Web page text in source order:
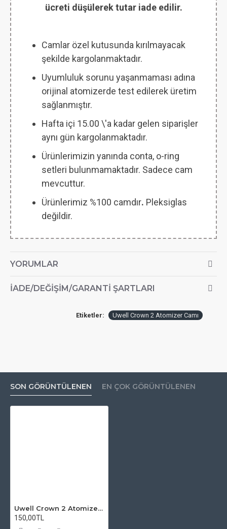
ücreti düşülerek tutar iade edilir.
Camlar özel kutusunda kırılmayacak
şekilde kargolanmaktadır.
Uyumluluk sorunu yaşanmaması adına
orijinal atomizerde test edilerek üretim
sağlanmıştır.
Hafta içi 15.00 \'a kadar gelen siparişler
aynı gün kargolanmaktadır.
Ürünlerimizin yanında conta, o-ring
setleri bulunmamaktadır. Sadece cam
mevcuttur.
Ürünlerimiz %100 camdır. Pleksiglas
değildir.
YORUMLAR
İADE/DEĞIŞIM/GARANTI ŞARTLARI
Etiketler: Uwell Crown 2 Atomizer Camı
SON GÖRÜNTÜLENEN EN ÇOK GÖRÜNTÜLENEN
Uwell Crown 2 Atomizer Camı
150,00TL